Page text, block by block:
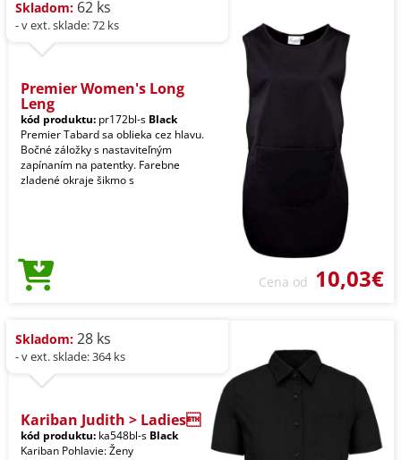
Skladom: 62 ks
- v ext. sklade: 72 ks
Premier Women's Long
Leng
kód produktu: pr172bl-s Black
Premier Tabard sa oblieka cez hlavu.
Bočné záložky s nastaviteľným
zapínaním na patentky. Farebne
zladené okraje šikmo s
Cena od 10,03€
Skladom: 28 ks
- v ext. sklade: 364 ks
Kariban Judith > Ladies
kód produktu: ka548bl-s Black
Kariban Pohlavie: Ženy